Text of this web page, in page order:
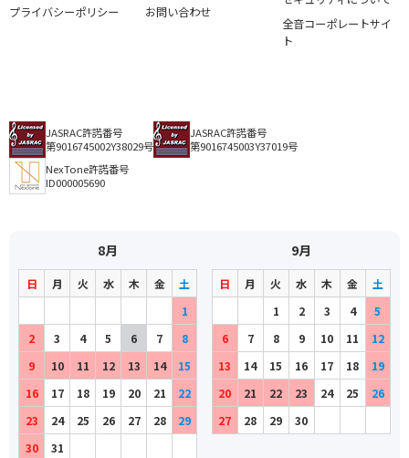
プライバシーポリシー
お問い合わせ
全音コーポレートサイ
ト
JASRAC許諾番号
第9016745002Y38029号
JASRAC許諾番号
第9016745003Y37019号
NexTone許諾番号
ID000005690
8月
日 月 火 水 木 金
土
1
2
3 4 5 6 7
8
9
10 11 12 13 14
15
16
17 18 19 20 21
22
23
24 25 26 27 28
29
30
31
9月
日 月 火 水 木 金
土
1
2 3 4
5
6
7 8 9 10 11
12
13
14 15 16 17 18
19
20
21 22 23 24 25
26
27
28 29 30